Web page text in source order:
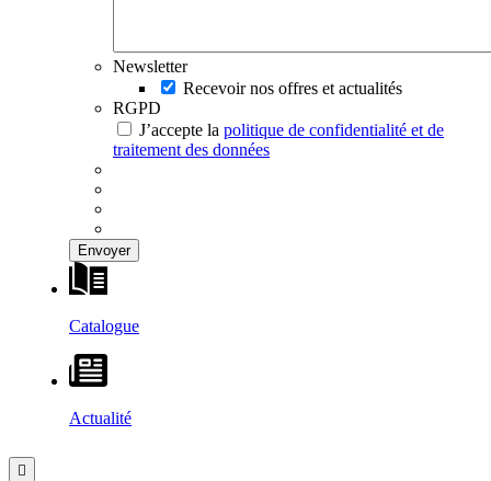
Newsletter
Recevoir nos offres et actualités
RGPD
J’accepte la politique de confidentialité et de
traitement des données
Catalogue
Actualité